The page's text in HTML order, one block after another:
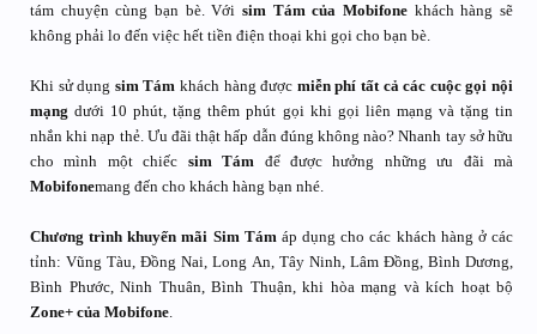
tám chuyện cùng bạn bè. Với sim Tám của Mobifone khách hàng sẽ
không phải lo đến việc hết tiền điện thoại khi gọi cho bạn bè.
Khi sử dụng sim Támkhách hàng được miễn phí tất cả các cuộc gọi nội
mạngdưới 10 phút, tặng thêm phút gọi khi gọi liên mạng và tặng tin
nhắn khi nạp thẻ. Ưu đãi thật hấp dẫn đúng không nào? Nhanh tay sở hữu
cho mình một chiếc sim Tám để được hưởng những ưu đãi mà
Mobifonemang đến cho khách hàng bạn nhé.
Chương trình khuyến mãi Sim Támáp dụng cho các khách hàng ở các
tỉnh: Vũng Tàu, Đồng Nai, Long An, Tây Ninh, Lâm Đồng, Bình Dương,
Bình Phước, Ninh Thuân, Bình Thuận, khi hòa mạng và kích hoạt bộ
Zone+ của Mobifone.